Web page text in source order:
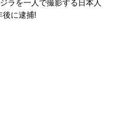
ラを一人で撮影する日本人
後に逮捕!